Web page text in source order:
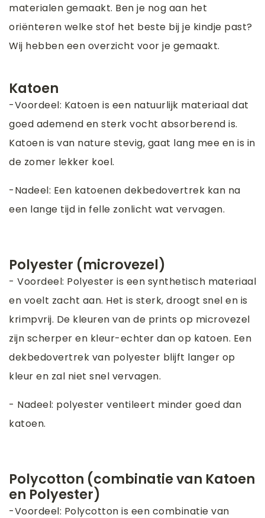
materialen gemaakt. Ben je nog aan het
oriënteren welke stof het beste bij je kindje past?
Wij hebben een overzicht voor je gemaakt.
Katoen
-Voordeel: Katoen is een natuurlijk materiaal dat
goed ademend en sterk vocht absorberend is.
Katoen is van nature stevig, gaat lang mee en is in
de zomer lekker koel.
-Nadeel: Een katoenen dekbedovertrek kan na
een lange tijd in felle zonlicht wat vervagen.
Polyester (microvezel)
- Voordeel: Polyester is een synthetisch materiaal
en voelt zacht aan. Het is sterk, droogt snel en is
krimpvrij. De kleuren van de prints op microvezel
zijn scherper en kleur-echter dan op katoen. Een
dekbedovertrek van polyester blijft langer op
kleur en zal niet snel vervagen.
- Nadeel: polyester ventileert minder goed dan
katoen.
Polycotton (combinatie van Katoen
en Polyester)
-Voordeel: Polycotton is een combinatie van